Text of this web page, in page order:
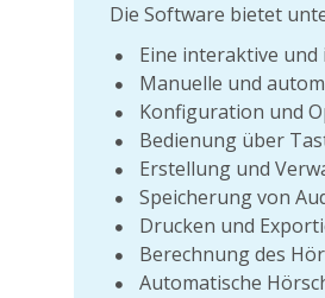
Die Software bietet
Eine interaktive
Manuelle und
Konfiguration und
Bedienung über
Erstellung und
Speicherung von
Drucken und
Berechnung des
Automatische